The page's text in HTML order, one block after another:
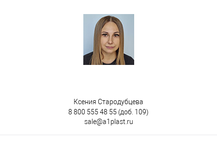
Ксения Стародубцева
8 800 555 48 55 (доб. 109)
sale@a1plast.ru